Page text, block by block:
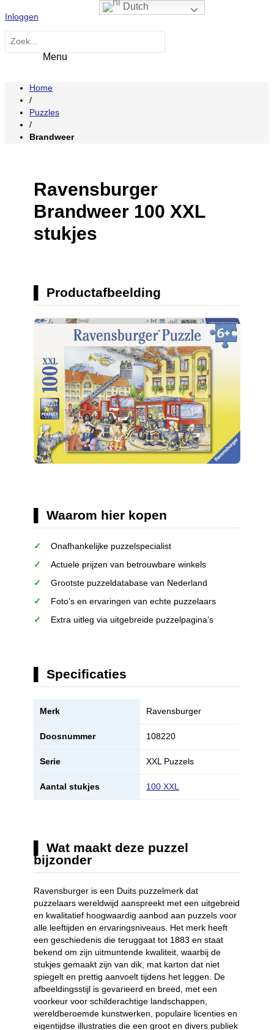
naar
de
inhoud
Inloggen
naar:
Home
/
Puzzles
/
Brandweer
Ravensburger
Brandweer 100 XXL
stukjes
Productafbeelding
Waarom hier kopen
Onafhankelijke puzzelspecialist
Actuele prijzen van betrouwbare winkels
Grootste puzzeldatabase van Nederland
Foto’s en ervaringen van echte puzzelaars
Extra uitleg via uitgebreide puzzelpagina’s
Specificaties
Merk Ravensburger
Doosnummer 108220
Serie XXL Puzzels
Aantal stukjes 100 XXL
Wat maakt deze puzzel
bijzonder
Ravensburger is een Duits puzzelmerk dat
puzzelaars wereldwijd aanspreekt met een uitgebreid
en kwalitatief hoogwaardig aanbod aan puzzels voor
alle leeftijden en ervaringsniveaus. Het merk heeft
een geschiedenis die teruggaat tot 1883 en staat
bekend om zijn uitmuntende kwaliteit, waarbij de
stukjes gemaakt zijn van dik, mat karton dat niet
spiegelt en prettig aanvoelt tijdens het leggen. De
afbeeldingsstijl is gevarieerd en breed, met een
voorkeur voor schilderachtige landschappen,
wereldberoemde kunstwerken, populaire licenties en
eigentijdse illustraties die een groot en divers publiek
Dutch